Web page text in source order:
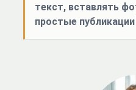
текст, вставлять
простые публикации